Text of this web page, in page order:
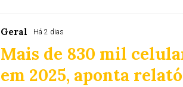
Geral Há 2 dias
Mais de 830 mil
em 2025, aponta